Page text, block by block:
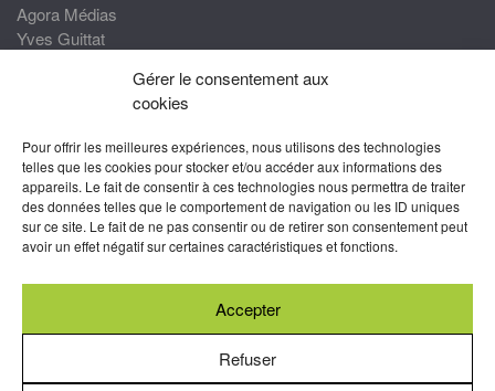
Gérer le consentement aux
cookies
Pour offrir les meilleures expériences, nous utilisons des technologies
telles que les cookies pour stocker et/ou accéder aux informations des
appareils. Le fait de consentir à ces technologies nous permettra de traiter
des données telles que le comportement de navigation ou les ID uniques
sur ce site. Le fait de ne pas consentir ou de retirer son consentement peut
avoir un effet négatif sur certaines caractéristiques et fonctions.
Accepter
Refuser
Agora Médias
Yves Guittat
Devenez correspondant
Rejoignez nos experts
Devenez Partenaire
Nous suivre
Abonnez-vous à nos newsletters